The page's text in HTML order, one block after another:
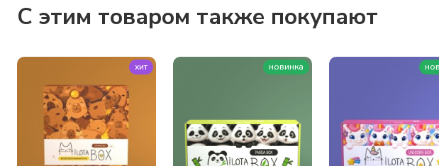
C этим товаром также покупают
хит новинка